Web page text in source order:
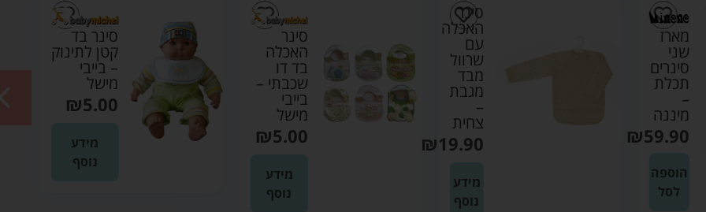
מארז
שני
סינרים
תכלת
–
מיננה
₪59.90
הוספה
לסל
סינר
האכלה
עם
שרוול
מבד
מגבת
–
צחית
₪19.90
מידע
נוסף
סינר
האכלה
בד דו
שכבתי –
בייבי
מישל
₪5.00
מידע
נוסף
סינר בד
קטן לתינוק
– בייבי
מישל
₪5.00
מידע
נוסף